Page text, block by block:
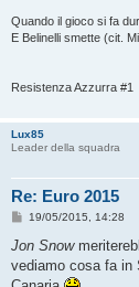
Quando il gioco si fa
E Belinelli smette (cit.
Resistenza Azzurra #1
Lux85
Leader della squadra
Re: Euro 2015
M
s
a
g
19/05/2015, 14:28
Jon Snow
vediamo cosa fa in